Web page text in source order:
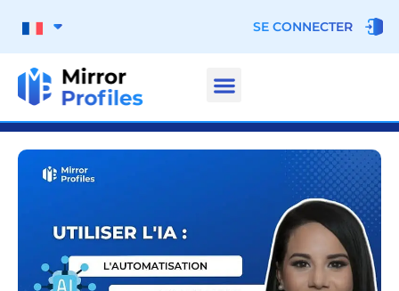
SE CONNECTER